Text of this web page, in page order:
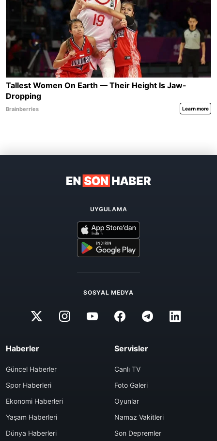
UYGULAMA
SOSYAL MEDYA
Haberler
Güncel Haberler
Spor Haberleri
Ekonomi Haberleri
Yaşam Haberleri
Dünya Haberleri
Servisler
Canlı TV
Foto Galeri
Oyunlar
Namaz Vakitleri
Son Depremler